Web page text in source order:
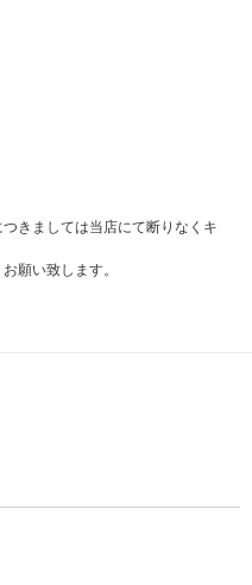
きましては当店にて断りなくキ
願い致します。